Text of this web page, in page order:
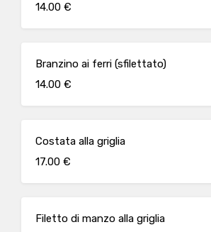
14.00 €
Branzino ai ferri (sfilettato)
14.00 €
Costata alla griglia
17.00 €
Filetto di manzo alla griglia